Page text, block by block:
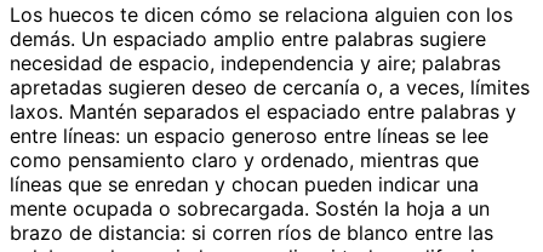
Los huecos te dicen cómo se relaciona alguien con los
demás. Un espaciado amplio entre palabras sugiere
necesidad de espacio, independencia y aire; palabras
apretadas sugieren deseo de cercanía o, a veces, límites
laxos. Mantén separados el espaciado entre palabras y
entre líneas: un espacio generoso entre líneas se lee
como pensamiento claro y ordenado, mientras que
líneas que se enredan y chocan pueden indicar una
mente ocupada o sobrecargada. Sostén la hoja a un
brazo de distancia: si corren ríos de blanco entre las